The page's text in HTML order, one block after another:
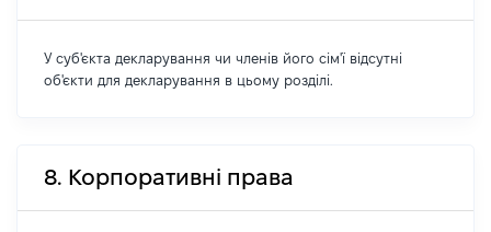
У суб'єкта декларування чи членів його сім'ї відсутні
об'єкти для декларування в цьому розділі.
8. Корпоративні права